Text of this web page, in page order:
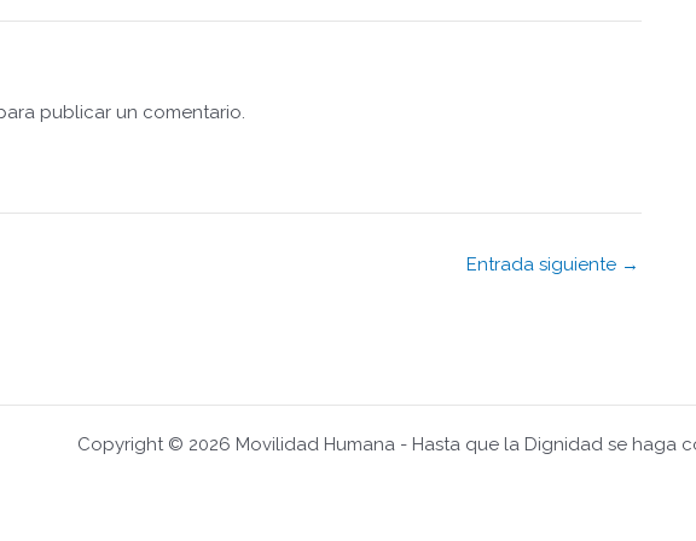
publicar un comentario.
Entrada siguiente →
Copyright © 2026 Movilidad Humana - Hasta que la Dignidad se haga